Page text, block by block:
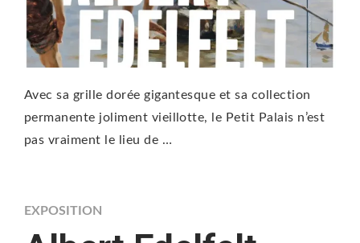
Avec sa grille dorée gigantesque et sa collection
permanente joliment vieillotte, le Petit Palais n’est
pas vraiment le lieu de …
EXPOSITION